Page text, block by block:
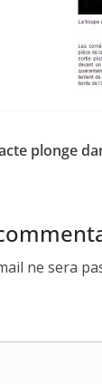
plonge
ne sera